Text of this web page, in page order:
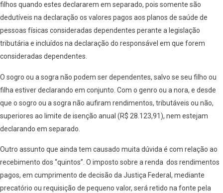
filhos quando estes declararem em separado, pois somente são
dedutíveis na declaração os valores pagos aos planos de saúde de
pessoas físicas consideradas dependentes perante a legislação
tributária e incluídos na declaração do responsável em que forem
consideradas dependentes.
O sogro ou a sogra não podem ser dependentes, salvo se seu filho ou
filha estiver declarando em conjunto. Com o genro ou a nora, e desde
que o sogro ou a sogra não aufiram rendimentos, tributáveis ou não,
superiores ao limite de isenção anual (R$ 28.123,91), nem estejam
declarando em separado.
Outro assunto que ainda tem causado muita dúvida é com relação ao
recebimento dos “quintos”. O imposto sobre a renda dos rendimentos
pagos, em cumprimento de decisão da Justiça Federal, mediante
precatório ou requisição de pequeno valor, será retido na fonte pela